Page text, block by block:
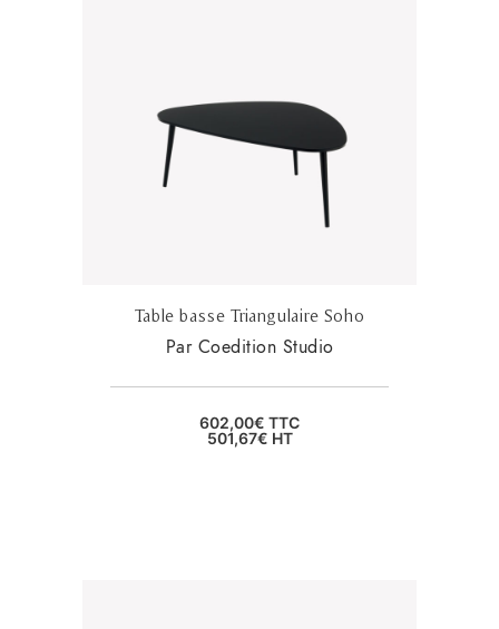
Table basse Triangulaire Soho
Par Coedition Studio
602,00€ TTC
501,67€ HT